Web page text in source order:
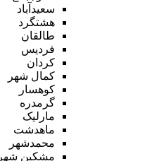
سعیدآباد
هشتگرد
طالقان
فردیس
کردان
کمال شهر
کوهسار
گرمدره
مارلیک
ماهدشت
محمدشهر
مشکین شهر